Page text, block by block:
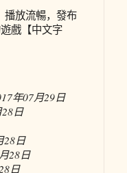
播放流暢，發布
戲【中文字
年07月29日
日
28日
28日
日